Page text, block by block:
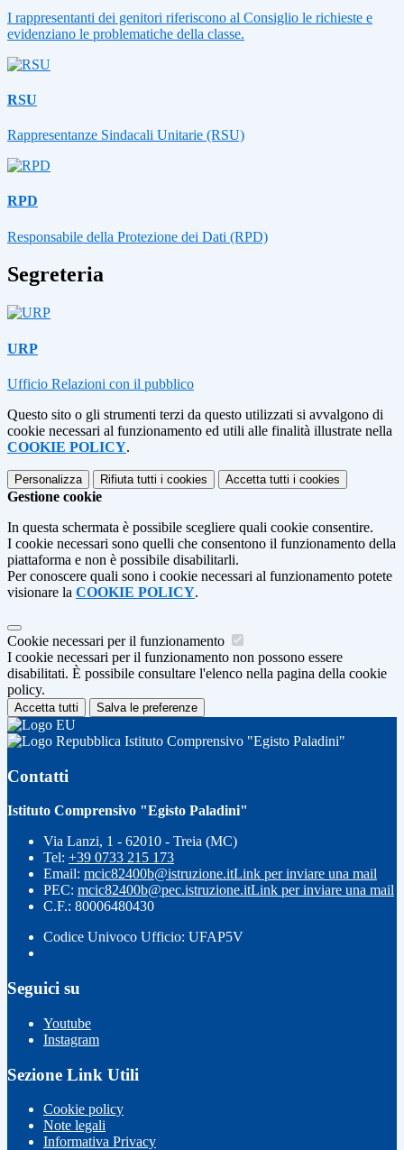
I rappresentanti dei genitori riferiscono al Consiglio le richieste e
evidenziano le problematiche della classe.
RSU
Rappresentanze Sindacali Unitarie (RSU)
RPD
Responsabile della Protezione dei Dati (RPD)
Segreteria
URP
Ufficio Relazioni con il pubblico
Questo sito o gli strumenti terzi da questo utilizzati si avvalgono di
cookie necessari al funzionamento ed utili alle finalità illustrate nella
COOKIE POLICY.
Personalizza Rifiuta tutti i cookies Accetta tutti i cookies
Gestione cookie
In questa schermata è possibile scegliere quali cookie consentire.
I cookie necessari sono quelli che consentono il funzionamento della
piattaforma e non è possibile disabilitarli.
Per conoscere quali sono i cookie necessari al funzionamento potete
visionare la COOKIE POLICY.
Cookie necessari per il funzionamento
I cookie necessari per il funzionamento non possono essere
disabilitati. È possibile consultare l'elenco nella pagina della cookie
policy.
Accetta tutti Salva le preferenze
Istituto Comprensivo "Egisto Paladini"
Contatti
Istituto Comprensivo "Egisto Paladini"
Via Lanzi, 1 - 62010 - Treia (MC)
Tel: +39 0733 215 173
Email: mcic82400b@istruzione.itLink per inviare una mail
PEC: mcic82400b@pec.istruzione.itLink per inviare una mail
C.F.: 80006480430
Codice Univoco Ufficio: UFAP5V
Seguici su
Youtube
Instagram
Sezione Link Utili
Cookie policy
Note legali
Informativa Privacy